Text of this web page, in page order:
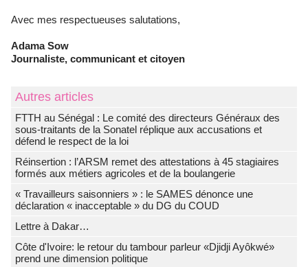
Avec mes respectueuses salutations,
Adama Sow
Journaliste, communicant et citoyen
Autres articles
FTTH au Sénégal : Le comité des directeurs Généraux des
sous-traitants de la Sonatel réplique aux accusations et
défend le respect de la loi
Réinsertion : l’ARSM remet des attestations à 45 stagiaires
formés aux métiers agricoles et de la boulangerie
« Travailleurs saisonniers » : le SAMES dénonce une
déclaration « inacceptable » du DG du COUD
Lettre à Dakar…
Côte d'Ivoire: le retour du tambour parleur «Djidji Ayôkwé»
prend une dimension politique